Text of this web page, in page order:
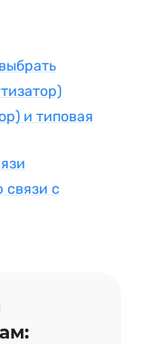
и типовая
связи с